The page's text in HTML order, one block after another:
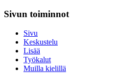
Sivun toiminnot
Sivu
Keskustelu
Lisää
Työkalut
Muilla kielillä